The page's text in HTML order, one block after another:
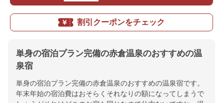
割引クーポンをチェック
単身の宿泊プラン完備の赤倉温泉のおすすめの温
泉宿
単身の宿泊プラン完備の赤倉温泉のおすすめの温泉宿です。
年末年始の宿泊費はおそらくそれなりの額になってしまうで